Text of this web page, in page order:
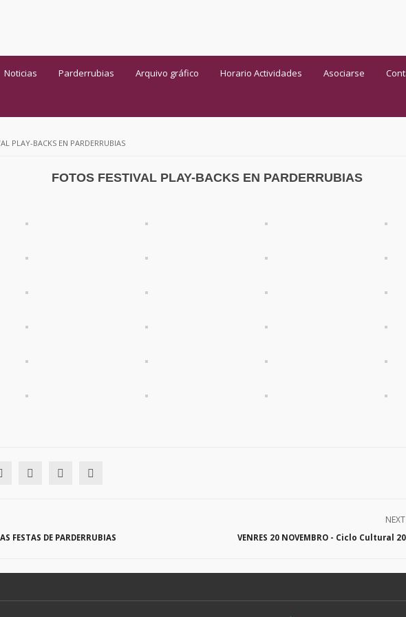
Noticias Parderrubias Arquivo gráfico Horario Actividades Asociarse
PLAY-BACKS EN PARDERRUBIAS
FOTOS FESTIVAL PLAY-BACKS EN PARDERRUBIAS
FESTAS DE PARDERRUBIAS VENRES 20 NOVEMBRO - Ciclo Cultural